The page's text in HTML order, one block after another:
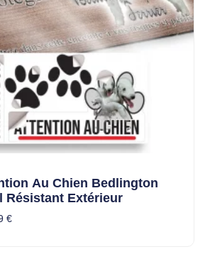
Au Chien Bedlington
Résistant Extérieur
€